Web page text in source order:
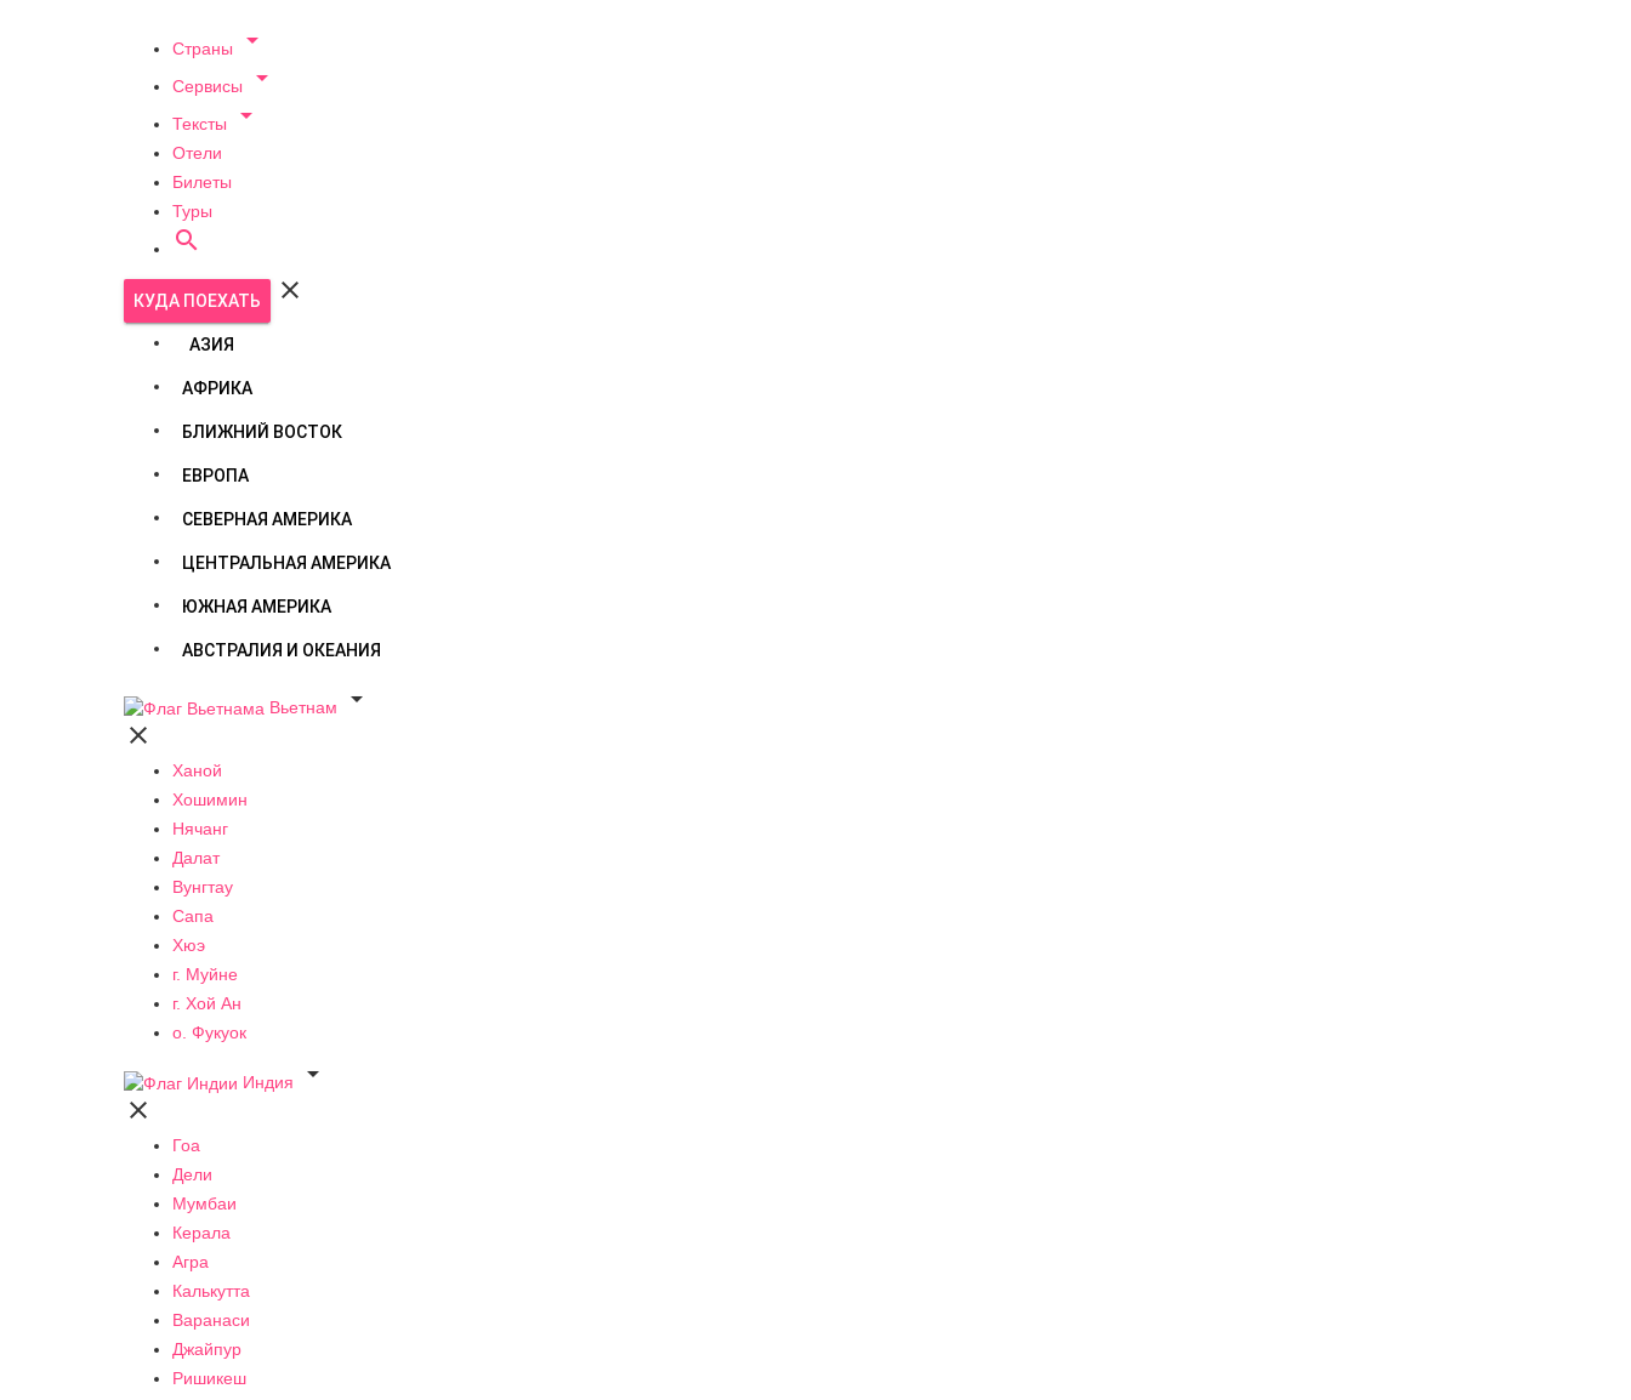
Страны 
Сервисы 
Тексты 
Отели
Билеты
Туры

КУДА ПОЕХАТЬ 
АЗИЯ
АФРИКА
БЛИЖНИЙ ВОСТОК
ЕВРОПА
СЕВЕРНАЯ АМЕРИКА
ЦЕНТРАЛЬНАЯ АМЕРИКА
ЮЖНАЯ АМЕРИКА
АВСТРАЛИЯ И ОКЕАНИЯ
Вьетнам


Ханой
Хошимин
Нячанг
Далат
Вунгтау
Сапа
Хюэ
г. Муйне
г. Хой Ан
о. Фукуок
Индия


Гоа
Дели
Мумбаи
Керала
Агра
Калькутта
Варанаси
Джайпур
Ришикеш